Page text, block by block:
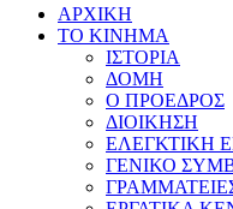
ΑΡΧΙΚΗ
ΤΟ ΚΙΝΗΜΑ
ΙΣΤΟΡΙΑ
ΔΟΜΗ
Ο ΠΡΟΕΔΡΟΣ
ΔΙΟΙΚΗΣΗ
ΕΛΕΓΚΤΙΚΗ
ΓΕΝΙΚΟ